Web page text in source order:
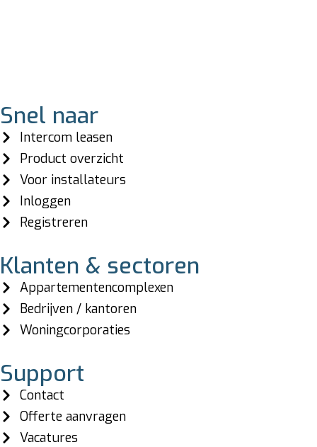
Snel naar
Intercom leasen
Product overzicht
Voor installateurs
Inloggen
Registreren
Klanten & sectoren
Appartementencomplexen
Bedrijven / kantoren
Woningcorporaties
Support
Contact
Offerte aanvragen
Vacatures